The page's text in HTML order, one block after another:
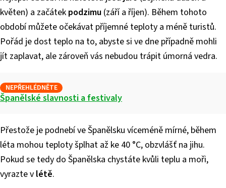
květen) a začátek podzimu (září a říjen). Během tohoto
období můžete očekávat příjemné teploty a méně turistů.
Pořád je dost teplo na to, abyste si ve dne případně mohli
jít zaplavat, ale zároveň vás nebudou trápit úmorná vedra.
NEPŘEHLÉDNĚTE
Španělské slavnosti a festivaly
Přestože je podnebí ve Španělsku víceméně mírné, během
léta mohou teploty šplhat až ke 40 °C, obzvlášť na jihu.
Pokud se tedy do Španělska chystáte kvůli teplu a moři,
vyrazte v létě.